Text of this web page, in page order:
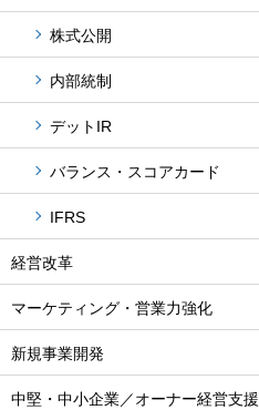
株式公開
内部統制
デットIR
バランス・スコアカード
IFRS
経営改革
マーケティング・営業力強化
新規事業開発
中堅・中小企業／オーナー経営支援